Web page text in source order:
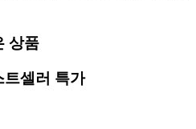
상품
트셀러 특가